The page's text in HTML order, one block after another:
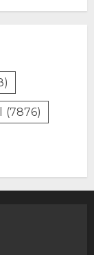
(7876)